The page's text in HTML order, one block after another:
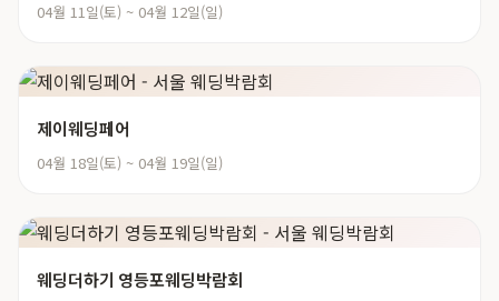
04월 11일(토) ~ 04월 12일(일)
제이웨딩페어
04월 18일(토) ~ 04월 19일(일)
웨딩더하기 영등포웨딩박람회